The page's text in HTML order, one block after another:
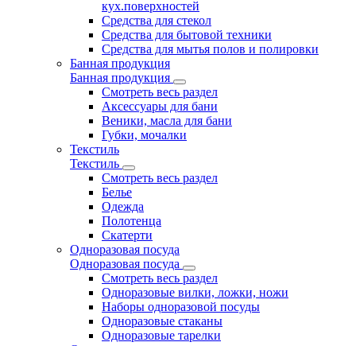
кух.поверхностей
Средства для стекол
Средства для бытовой техники
Средства для мытья полов и полировки
Банная продукция
Банная продукция
Смотреть весь раздел
Аксессуары для бани
Веники, масла для бани
Губки, мочалки
Текстиль
Текстиль
Смотреть весь раздел
Белье
Одежда
Полотенца
Скатерти
Одноразовая посуда
Одноразовая посуда
Смотреть весь раздел
Одноразовые вилки, ложки, ножи
Наборы одноразовой посуды
Одноразовые стаканы
Одноразовые тарелки